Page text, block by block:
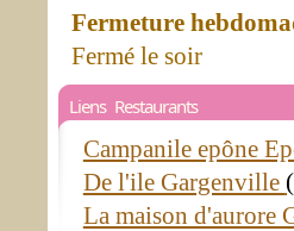
Fermeture
Fermé le soir
Liens Restaurants
Campanile epône
De l'ile Gargenville
La maison d'aurore